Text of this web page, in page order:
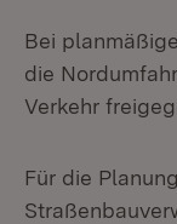
Bei
die
Verkehr
Für die